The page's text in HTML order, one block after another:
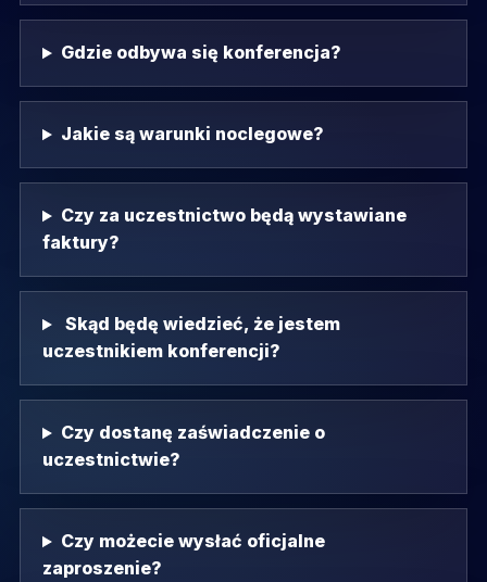
Gdzie odbywa się konferencja?
Jakie są warunki noclegowe?
Czy za uczestnictwo będą wystawiane
faktury?
Skąd będę wiedzieć, że jestem
uczestnikiem konferencji?
Czy dostanę zaświadczenie o
uczestnictwie?
Czy możecie wysłać oficjalne
zaproszenie?